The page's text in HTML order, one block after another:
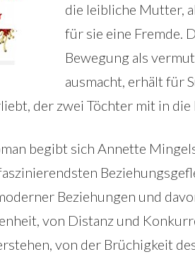
die leibliche Mutter,
für sie eine Fremde.
Bewegung als
ausmacht, erhält für
der zwei Töchter mit in
begibt sich Annette
Beziehungen und
von Distanz und
von der Brüchigkeit